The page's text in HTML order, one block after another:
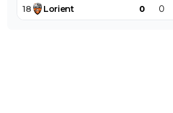
18 Lorient 0 0